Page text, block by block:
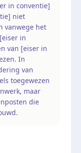
in conventie]
niet
vanwege het
in
van [eiser in
In
van
toegewezen
maar
die